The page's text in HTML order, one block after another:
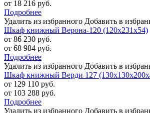
от 18 216 руб.
Подробнее
Удалить из избранного Добавить в
Шкаф книжный Верона-120 (120х231х54)
от 86 230 руб.
от 68 984 руб.
Подробнее
Удалить из избранного Добавить в
Шкаф книжный Верди 127
от 129 110 руб.
от 103 288 руб.
Подробнее
Удалить из избранного Добавить в